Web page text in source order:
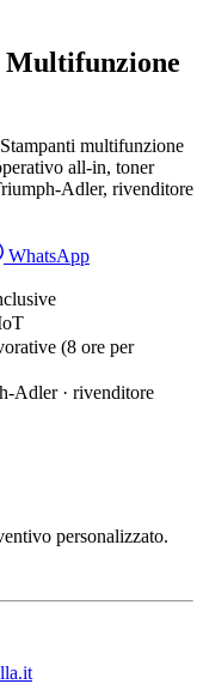
Multifunzione
multifunzione
all-in, toner
Adler, rivenditore
WhatsApp
(8 ore per
Adler · rivenditore
personalizzato.